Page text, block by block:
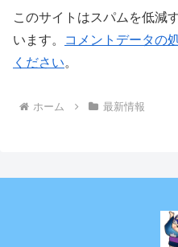
このサイトはスパムを低減
います。
コメントデータの
ください。
ホーム 最新情報